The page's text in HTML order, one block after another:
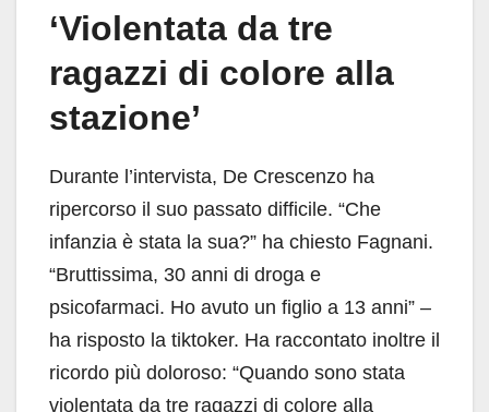
‘Violentata da tre
ragazzi di colore alla
stazione’
Durante l’intervista, De Crescenzo ha
ripercorso il suo passato difficile. “Che
infanzia è stata la sua?” ha chiesto Fagnani.
“Bruttissima, 30 anni di droga e
psicofarmaci. Ho avuto un figlio a 13 anni” –
ha risposto la tiktoker. Ha raccontato inoltre il
ricordo più doloroso: “Quando sono stata
violentata da tre ragazzi di colore alla